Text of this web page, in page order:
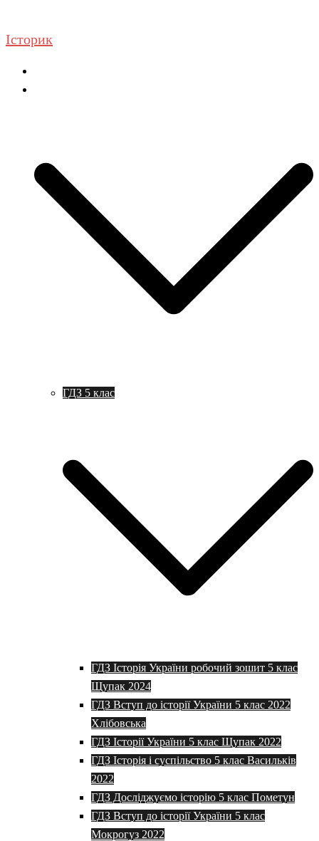
до
вмісту
Історик
ГДЗ 5 клас
ГДЗ Історія України робочий зошит 5 клас
Щупак 2024
ГДЗ Вступ до історії України 5 клас 2022
Хлібовська
ГДЗ Історії України 5 клас Щупак 2022
ГДЗ Історія і суспільство 5 клас Васильків
2022
ГДЗ Досліджуємо історію 5 клас Пометун
ГДЗ Вступ до історії України 5 клас
Мокрогуз 2022